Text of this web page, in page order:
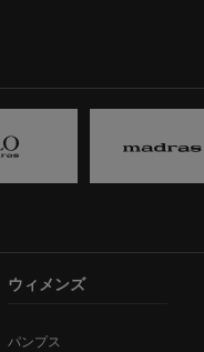
ウィメンズ
パンプス